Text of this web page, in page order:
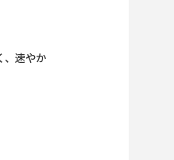
、速やか